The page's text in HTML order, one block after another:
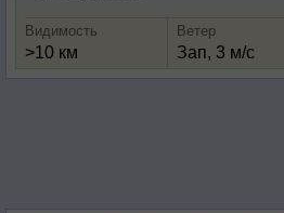
Видимость
>10 км
Ветер
Зап, 3 м/с